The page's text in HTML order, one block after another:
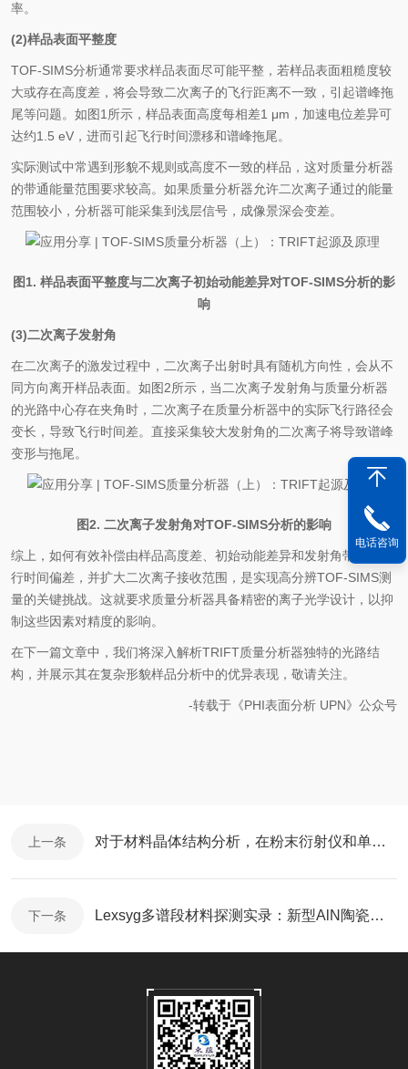
率。
(2)样品表面平整度
TOF-SIMS分析通常要求样品表面尽可能平整，若样品表面粗糙度较
大或存在高度差，将会导致二次离子的飞行距离不一致，引起谱峰拖
尾等问题。如图1所示，样品表面高度每相差1 μm，加速电位差异可
达约1.5 eV，进而引起飞行时间漂移和谱峰拖尾。
实际测试中常遇到形貌不规则或高度不一致的样品，这对质量分析器
的带通能量范围要求较高。如果质量分析器允许二次离子通过的能量
范围较小，分析器可能采集到浅层信号，成像景深会变差。
图1. 样品表面平整度与二次离子初始动能差异对TOF-SIMS分析的影
响
(3)二次离子发射角
在二次离子的激发过程中，二次离子出射时具有随机方向性，会从不
同方向离开样品表面。如图2所示，当二次离子发射角与质量分析器
的光路中心存在夹角时，二次离子在质量分析器中的实际飞行路径会
变长，导致飞行时间差。直接采集较大发射角的二次离子将导致谱峰
变形与拖尾。
图2. 二次离子发射角对TOF-SIMS分析的影响
综上，如何有效补偿由样品高度差、初始动能差异和发射角带来的飞
行时间偏差，并扩大二次离子接收范围，是实现高分辨TOF-SIMS测
量的关键挑战。这就要求质量分析器具备精密的离子光学设计，以抑
制这些因素对精度的影响。
在下一篇文章中，我们将深入解析TRIFT质量分析器独特的光路结
构，并展示其在复杂形貌样品分析中的优异表现，敬请关注。
-转载于《PHI表面分析 UPN》公众号
上一条 对于材料晶体结构分析，在粉末衍射仪和单晶衍射仪之间应如何权衡？
下一条 Lexsyg多谱段材料探测实录：新型AlN陶瓷紫外线剂量测定研究
电话咨询